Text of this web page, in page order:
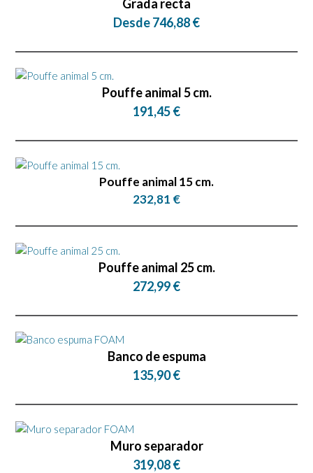
Grada recta
Desde 746,88 €
Pouffe animal 5 cm.
191,45 €
Pouffe animal 15 cm.
232,81 €
Pouffe animal 25 cm.
272,99 €
Banco de espuma
135,90 €
Muro separador
319,08 €